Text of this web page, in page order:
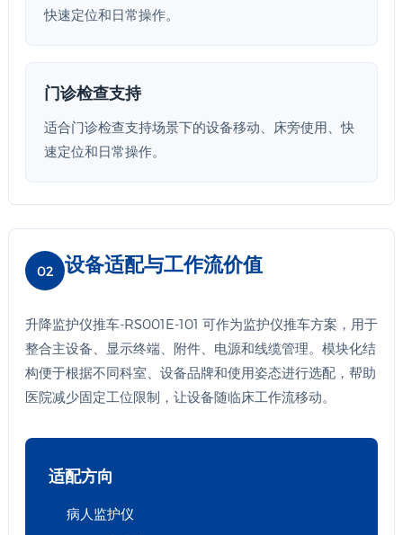
快速定位和日常操作。
门诊检查支持
适合门诊检查支持场景下的设备移动、床旁使用、快
速定位和日常操作。
02 设备适配与工作流价值
升降监护仪推车-RS001E-101 可作为监护仪推车方案，用于
整合主设备、显示终端、附件、电源和线缆管理。模块化结
构便于根据不同科室、设备品牌和使用姿态进行选配，帮助
医院减少固定工位限制，让设备随临床工作流移动。
适配方向
病人监护仪